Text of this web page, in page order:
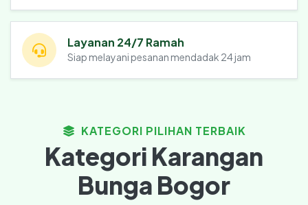
Layanan 24/7 Ramah
Siap melayani pesanan mendadak 24 jam
KATEGORI PILIHAN TERBAIK
Kategori Karangan
Bunga Bogor